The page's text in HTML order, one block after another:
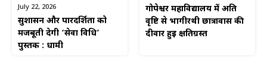
July 22, 2026
सुशासन और पारदर्शिता को
मजबूती देगी ‘सेवा विधि’
पुस्तक : धामी
गोपेश्वर महाविद्यालय में अति
वृष्टि से भागीरथी छात्रावास की
दीवार हुई क्षतिग्रस्त